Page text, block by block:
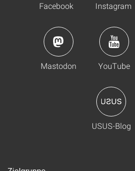
Facebook Instagram
Mastodon YouTube
USUS-Blog